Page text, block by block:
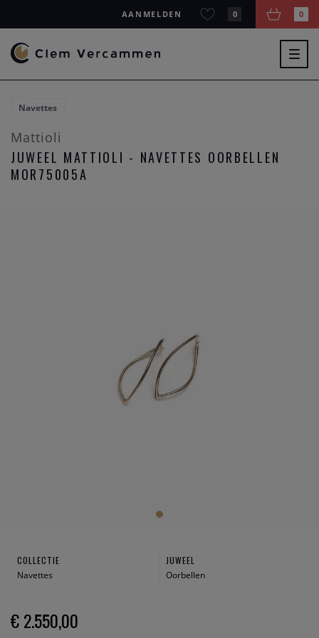
AANMELDEN 0 0
Navettes
Mattioli
JUWEEL MATTIOLI - NAVETTES OORBELLEN
MOR75005A
COLLECTIE
Navettes
JUWEEL
Oorbellen
€ 2.550,00